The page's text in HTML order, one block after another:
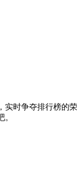
时争夺排行榜的